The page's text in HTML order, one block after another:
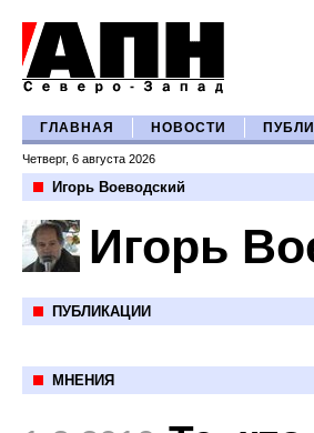
ГЛАВНАЯ НОВОСТИ
Четверг, 6 августа 2026
Игорь Воеводский
Игорь
ПУБЛИКАЦИИ
МНЕНИЯ